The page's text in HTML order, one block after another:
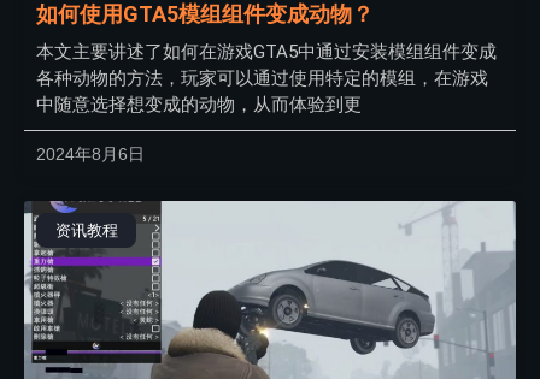
如何使用GTA5模组组件变成动物？
本文主要讲述了如何在游戏GTA5中通过安装模组组件变成
各种动物的方法，玩家可以通过使用特定的模组，在游戏
中随意选择想变成的动物，从而体验到更
2024年8月6日
资讯教程